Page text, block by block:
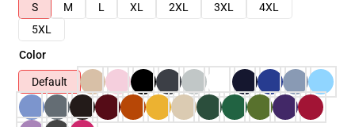
S
M L XL 2XL 3XL
4XL
5XL
Color
Default